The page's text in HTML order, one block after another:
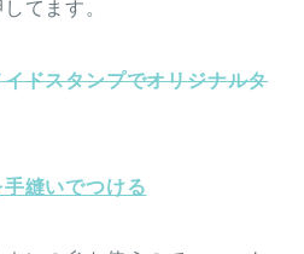
てます。
ドスタンプでオリジナルタ
縫いでつける